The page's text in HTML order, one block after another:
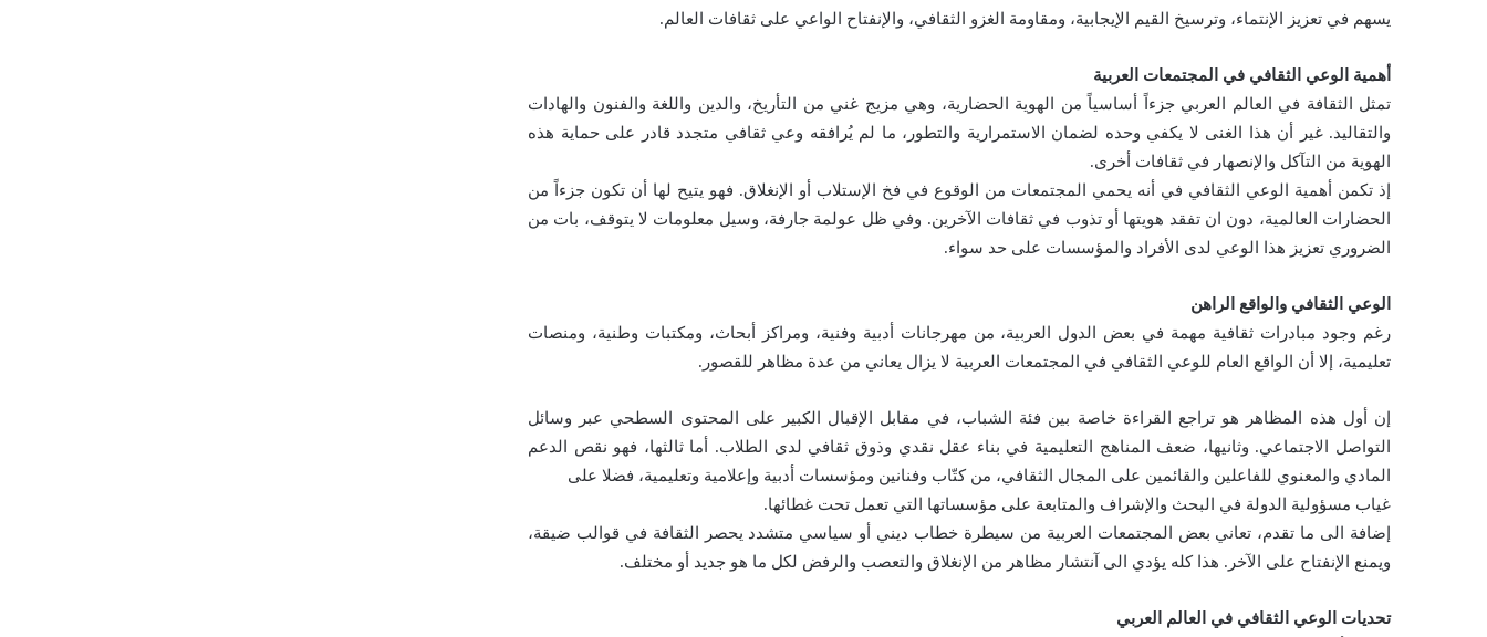
يسهم في تعزيز الإنتماء، وترسيخ القيم الإيجابية، ومقاومة الغزو الثقافي، والإنفتاح الواعي على ثقافات العالم.
أهمية الوعي الثقافي في المجتمعات العربية
تمثل الثقافة في العالم العربي جزءاً أساسياً من الهوية الحضارية، وهي مزيج غني من التأريخ، والدين واللغة والفنون والهادات
والتقاليد. غير أن هذا الغنى لا يكفي وحده لضمان الاستمرارية والتطور، ما لم يُرافقه وعي ثقافي متجدد قادر على حماية هذه
الهوية من التآكل والإنصهار في ثقافات أخرى.
إذ تكمن أهمية الوعي الثقافي في أنه يحمي المجتمعات من الوقوع في فخ الإستلاب أو الإنغلاق. فهو يتيح لها أن تكون جزءاً من
الحضارات العالمية، دون ان تفقد هويتها أو تذوب في ثقافات الآخرين. وفي ظل عولمة جارفة، وسيل معلومات لا يتوقف، بات من
الضروري تعزيز هذا الوعي لدى الأفراد والمؤسسات على حد سواء.
الوعي الثقافي والواقع الراهن
رغم وجود مبادرات ثقافية مهمة في بعض الدول العربية، من مهرجانات أدبية وفنية، ومراكز أبحاث، ومكتبات وطنية، ومنصات
تعليمية، إلا أن الواقع العام للوعي الثقافي في المجتمعات العربية لا يزال يعاني من عدة مظاهر للقصور.
إن أول هذه المظاهر هو تراجع القراءة خاصة بين فئة الشباب، في مقابل الإقبال الكبير على المحتوى السطحي عبر وسائل
التواصل الاجتماعي. وثانيها، ضعف المناهج التعليمية في بناء عقل نقدي وذوق ثقافي لدى الطلاب. أما ثالثها، فهو نقص الدعم
المادي والمعنوي للفاعلين والقائمين على المجال الثقافي، من كتّاب وفنانين ومؤسسات أدبية وإعلامية وتعليمية، فضلا على
غياب مسؤولية الدولة في البحث والإشراف والمتابعة على مؤسساتها التي تعمل تحت غطائها.
إضافة الى ما تقدم، تعاني بعض المجتمعات العربية من سيطرة خطاب ديني أو سياسي متشدد يحصر الثقافة في قوالب ضيقة،
ويمنع الإنفتاح على الآخر. هذا كله يؤدي الى آنتشار مظاهر من الإنغلاق والتعصب والرفض لكل ما هو جديد أو مختلف.
تحديات الوعي الثقافي في العالم العربي